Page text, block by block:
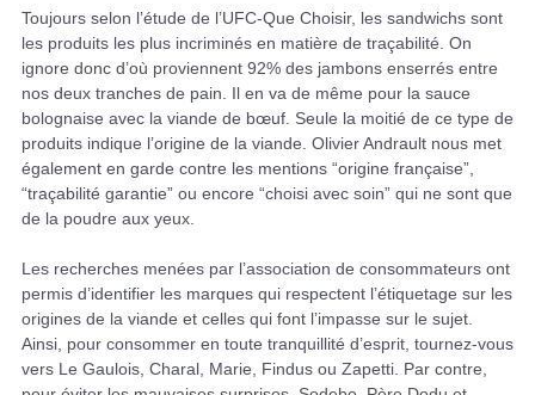
Toujours selon l’étude de l’UFC-Que Choisir, les sandwichs sont
les produits les plus incriminés en matière de traçabilité. On
ignore donc d’où proviennent 92% des jambons enserrés entre
nos deux tranches de pain. Il en va de même pour la sauce
bolognaise avec la viande de bœuf. Seule la moitié de ce type de
produits indique l’origine de la viande. Olivier Andrault nous met
également en garde contre les mentions “origine française”,
“traçabilité garantie” ou encore “choisi avec soin” qui ne sont que
de la poudre aux yeux.
Les recherches menées par l’association de consommateurs ont
permis d’identifier les marques qui respectent l’étiquetage sur les
origines de la viande et celles qui font l’impasse sur le sujet.
Ainsi, pour consommer en toute tranquillité d’esprit, tournez-vous
vers Le Gaulois, Charal, Marie, Findus ou Zapetti. Par contre,